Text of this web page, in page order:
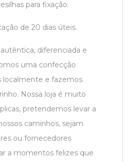
para fixação.
de 20 dias úteis.
diferenciada e
uma confecção
localmente e fazemos
Nossa loja é muito
pretendemos levar a
caminhos, sejam
ou fornecedores
a momentos felizes que